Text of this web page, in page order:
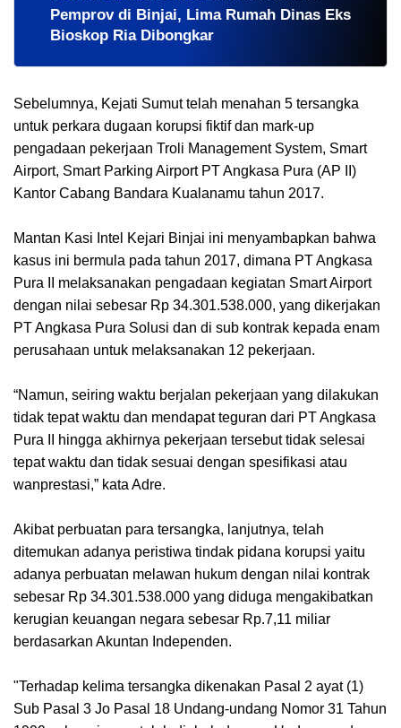
Pemprov di Binjai, Lima Rumah Dinas Eks
Bioskop Ria Dibongkar
Sebelumnya, Kejati Sumut telah menahan 5 tersangka
untuk perkara dugaan korupsi fiktif dan mark-up
pengadaan pekerjaan Troli Management System, Smart
Airport, Smart Parking Airport PT Angkasa Pura (AP II)
Kantor Cabang Bandara Kualanamu tahun 2017.
Mantan Kasi Intel Kejari Binjai ini menyambapkan bahwa
kasus ini bermula pada tahun 2017, dimana PT Angkasa
Pura II melaksanakan pengadaan kegiatan Smart Airport
dengan nilai sebesar Rp 34.301.538.000, yang dikerjakan
PT Angkasa Pura Solusi dan di sub kontrak kepada enam
perusahaan untuk melaksanakan 12 pekerjaan.
“Namun, seiring waktu berjalan pekerjaan yang dilakukan
tidak tepat waktu dan mendapat teguran dari PT Angkasa
Pura II hingga akhirnya pekerjaan tersebut tidak selesai
tepat waktu dan tidak sesuai dengan spesifikasi atau
wanprestasi,” kata Adre.
Akibat perbuatan para tersangka, lanjutnya, telah
ditemukan adanya peristiwa tindak pidana korupsi yaitu
adanya perbuatan melawan hukum dengan nilai kontrak
sebesar Rp 34.301.538.000 yang diduga mengakibatkan
kerugian keuangan negara sebesar Rp.7,11 miliar
berdasarkan Akuntan Independen.
"Terhadap kelima tersangka dikenakan Pasal 2 ayat (1)
Sub Pasal 3 Jo Pasal 18 Undang-undang Nomor 31 Tahun